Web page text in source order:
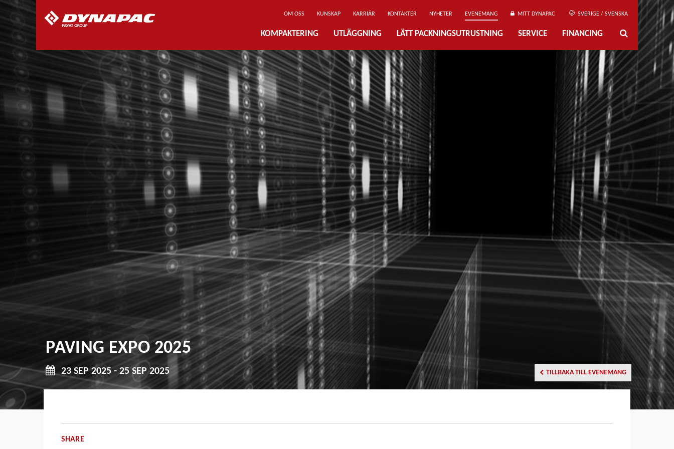
OM OSS KUNSKAP KARRIÄR KONTAKTER NYHETER EVENEMANG MITT DYNAPAC SVERIGE / SVENSKA
KOMPAKTERING UTLÄGGNING LÄTT PACKNINGSUTRUSTNING SERVICE FINANCING
PAVING EXPO 2025
23 SEP 2025 - 25 SEP 2025 TILLBAKA TILL EVENEMANG
SHARE